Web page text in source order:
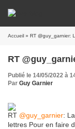
Accueil » RT @guy_garnier:
RT
Publié le 14/05/2022 à
Par Guy Garnier
RT @guy_garnier:
lettres Pour en faire